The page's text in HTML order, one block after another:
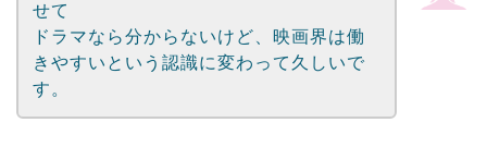
せて
ドラマなら分からないけど、映画界は働
きやすいという認識に変わって久しいで
す。